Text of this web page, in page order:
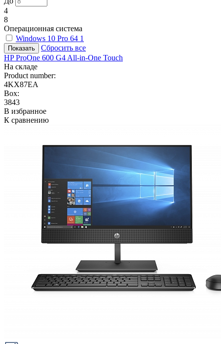
4
8
Операционная система
Windows 10 Pro 64 1
Сбросить все
HP ProOne 600 G4 All-in-One Touch
На складе
Product number:
4KX87EA
Box:
3843
В избранное
К сравнению